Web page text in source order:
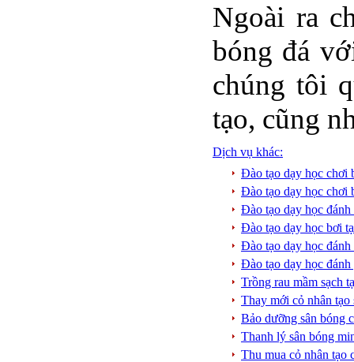
Ngoài ra
bóng đá
chúng tôi
tạo, cũng
Dịch vụ khác:
Đào tạo dạy học chơi
Đào tạo dạy học
Đào tạo dạy học
Đào tạo dạy học bơi
Đào tạo dạy học
Đào tạo dạy học
Trồng rau mầm sạch
Thay mới cỏ nhân
Bảo dưỡng sân bóng
Thanh lý sân bóng
Thu mua cỏ nhân tạo